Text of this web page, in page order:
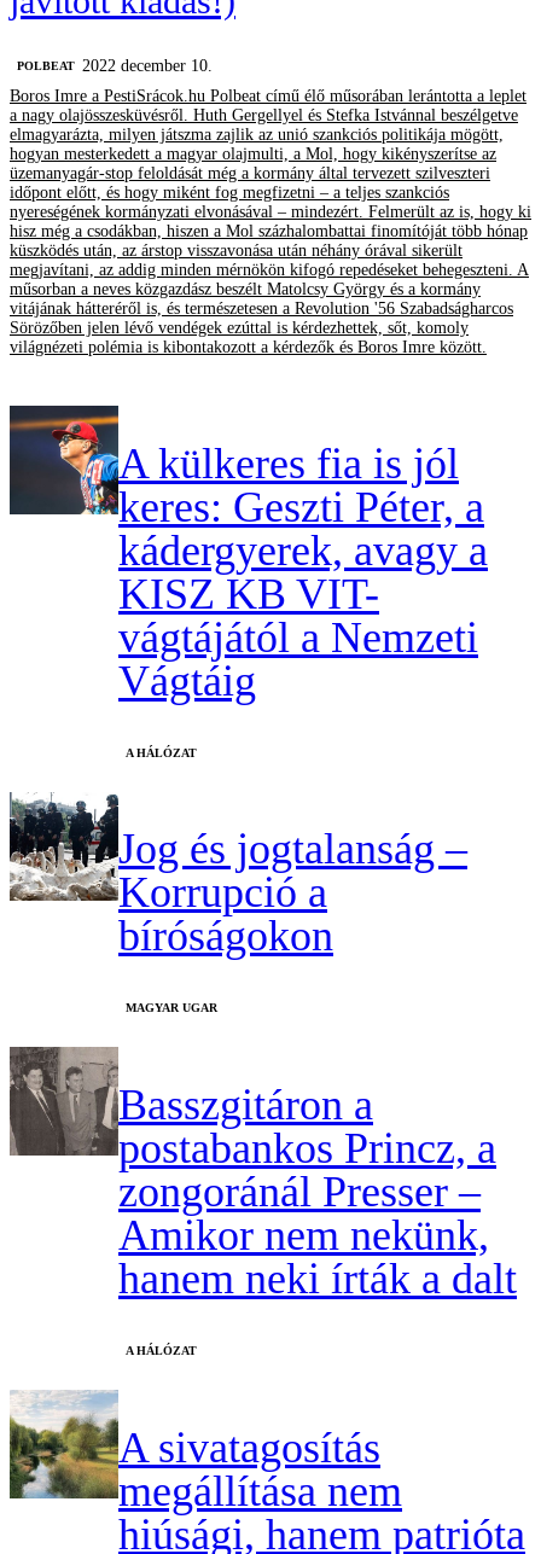
‎POLBEAT
2022 december 10.
Boros Imre a PestiSrácok.hu Polbeat című élő műsorában lerántotta a leplet
a nagy olajösszesküvésről. Huth Gergellyel és Stefka Istvánnal beszélgetve
elmagyarázta, milyen játszma zajlik az unió szankciós politikája mögött,
hogyan mesterkedett a magyar olajmulti, a Mol, hogy kikényszerítse az
üzemanyagár-stop feloldását még a kormány által tervezett szilveszteri
időpont előtt, és hogy miként fog megfizetni – a teljes szankciós
nyereségének kormányzati elvonásával – mindezért. Felmerült az is, hogy ki
hisz még a csodákban, hiszen a Mol százhalombattai finomítóját több hónap
küszködés után, az árstop visszavonása után néhány órával sikerült
megjavítani, az addig minden mérnökön kifogó repedéseket behegeszteni. A
műsorban a neves közgazdász beszélt Matolcsy György és a kormány
vitájának hátteréről is, és természetesen a Revolution '56 Szabadságharcos
Sörözőben jelen lévő vendégek ezúttal is kérdezhettek, sőt, komoly
világnézeti polémia is kibontakozott a kérdezők és Boros Imre között.
A külkeres fia is jól
keres: Geszti Péter, a
kádergyerek, avagy a
KISZ KB VIT-
vágtájától a Nemzeti
Vágtáig
A HÁLÓZAT
Jog és jogtalanság –
Korrupció a
bíróságokon
MAGYAR UGAR
Basszgitáron a
postabankos Princz, a
zongoránál Presser –
Amikor nem nekünk,
hanem neki írták a dalt
A HÁLÓZAT
A sivatagosítás
megállítása nem
hiúsági, hanem patrióta